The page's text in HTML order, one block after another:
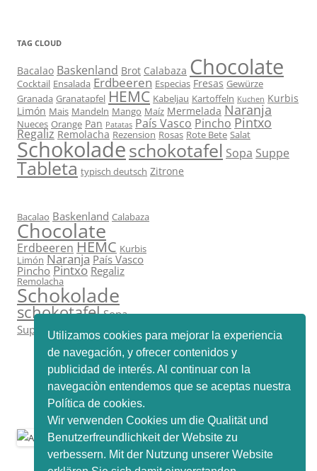
Utilizamos cookies para mejorar la experiencia
de navegación, y ofrecer contenidos y
publicidad de interés. Al continuar con la
navegaciòn entendemos que se aceptas nuestra
Política de cookies.
Wir verwenden Cookies um die Qualität und
Benutzerfreundlichkeit der Website zu
verbessern. Mit der Nutzung unserer Website
TAG CLOUD
Bacalao Baskenland Brot Calabaza Chocolate
Cocktail Ensalada Erdbeeren Especias Fresas Gewürze
Granada Granatapfel HEMC Kabeljau Kartoffeln Kuchen Kurbis
Limón Mais Mandeln Mango Maíz Mermelada Naranja
Nueces Orange Pan Patatas País Vasco Pincho Pintxo
Regaliz Remolacha Rezension Rosas Rote Bete Salat
Schokoladeschokotafel Sopa Suppe
Tableta typisch deutsch Zitrone
Bacalao Baskenland Calabaza
Chocolate
Erdbeeren HEMC Kurbis
Limón Naranja País Vasco
Pincho Pintxo Regaliz
Remolacha
Schokolade
schokotafel Sopa
Suppe
Tableta Zitrone